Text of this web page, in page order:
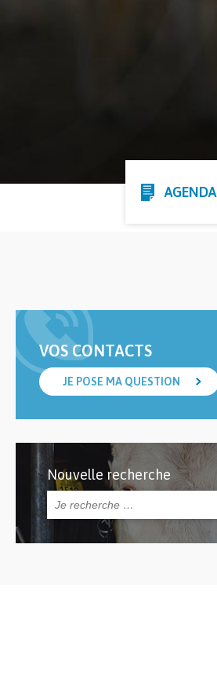
AGENDA
VOS CONTACTS
JE POSE MA QUESTION
Nouvelle recherche